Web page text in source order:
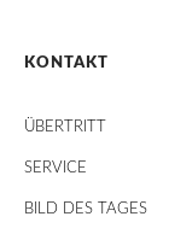
KONTAKT
ÜBERTRITT
SERVICE
BILD DES TAGES